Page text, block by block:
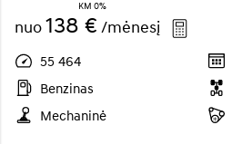
KM 0%
nuo138 € /mėnesį
55 464
Benzinas
Mechaninė